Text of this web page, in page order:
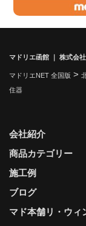
マドリエ函館 ｜ 株式会
マドリエNET 全国版 >
住器
会社紹介
商品カテゴリー
施工例
ブログ
マド本舗リ・ウィ